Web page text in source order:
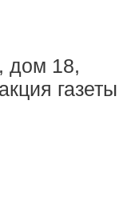
дом 18,
газеты